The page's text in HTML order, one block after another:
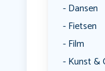
Dansen
Fietsen
Film
Kunst &